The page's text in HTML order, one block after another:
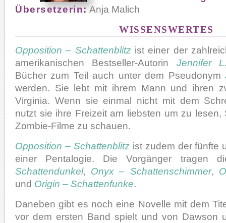
Übersetzerin:Anja Malich
WISSENSWERTES
Opposition – Schattenblitzist einer der
amerikanischen Bestseller-Autorin Jennifer
Bücher zum Teil auch unter dem Pseudonym
werden. Sie lebt mit ihrem Mann und ihren
Virginia. Wenn sie einmal nicht mit dem
nutzt sie ihre Freizeit am liebsten um zu lesen,
Zombie-Filme zu schauen.
Opposition – Schattenblitzist zudem der fünfte
einer Pentalogie. Die Vorgänger tragen
Schattendunkel, Onyx – Schattenschimmer,
und Origin – Schattenfunke.
Daneben gibt es noch eine Novelle mit dem
vor dem ersten Band spielt und von Dawson